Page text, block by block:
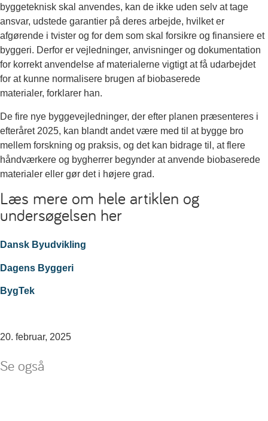
byggeteknisk skal anvendes, kan de ikke uden selv at tage
ansvar, udstede garantier på deres arbejde, hvilket er
afgørende i tvister og for dem som skal forsikre og finansiere et
byggeri. Derfor er vejledninger, anvisninger og dokumentation
for korrekt anvendelse af materialerne vigtigt at få udarbejdet
for at kunne normalisere brugen af biobaserede
materialer, forklarer han.
De fire nye byggevejledninger, der efter planen præsenteres i
efteråret 2025, kan blandt andet være med til at bygge bro
mellem forskning og praksis, og det kan bidrage til, at flere
håndværkere og bygherrer begynder at anvende biobaserede
materialer eller gør det i højere grad.
Læs mere om hele artiklen og
undersøgelsen her
Dansk Byudvikling
Dagens Byggeri
BygTek
20. februar, 2025
Se også